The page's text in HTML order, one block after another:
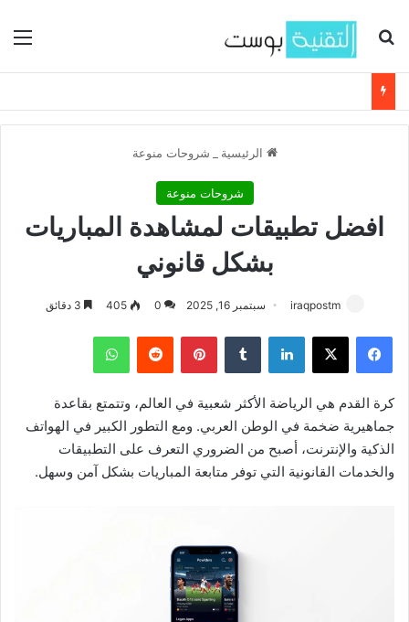
بحث عن
الرئيسية شروحات منوعة
شروحات منوعة
افضل تطبيقات لمشاهدة المباريات
بشكل قانوني
iraqpostm سبتمبر 16, 2025 0
405
فيسبوك لينكدإن بينتيريست
كرة القدم هي الرياضة الأكثر شعبية في العالم، وتتمتع بقاعدة
جماهيرية ضخمة في الوطن العربي. ومع التطور الكبير في الهواتف
الذكية والإنترنت، أصبح من الضروري التعرف على التطبيقات
والخدمات القانونية التي توفر متابعة المباريات بشكل آمن وسهل.